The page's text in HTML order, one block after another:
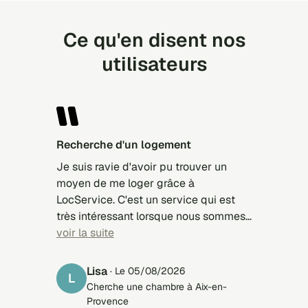
Ce qu'en disent nos
utilisateurs
Recherche d'un logement
Je suis ravie d'avoir pu trouver un
moyen de me loger grâce à
LocService. C'est un service qui est
très intéressant lorsque nous sommes
à la recherche car selon nos critères,
vous de faire votre choix...On n' évite
de perdre du temps inutilement. C'est
un site que je recommande à 100 %.
voir la suite
L Lisa · Le 05/08/2026
Cherche une chambre à Aix-en-
Provence